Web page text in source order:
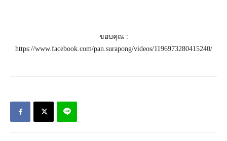
ขอบคุณ :
https://www.facebook.com/pan.surapong/videos/1196973280415240/